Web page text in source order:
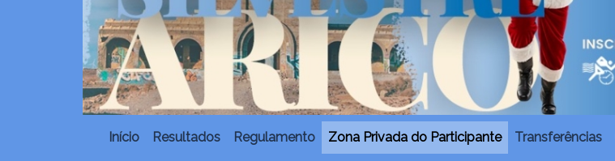
Início Resultados Regulamento Zona Privada do Participante Transferências